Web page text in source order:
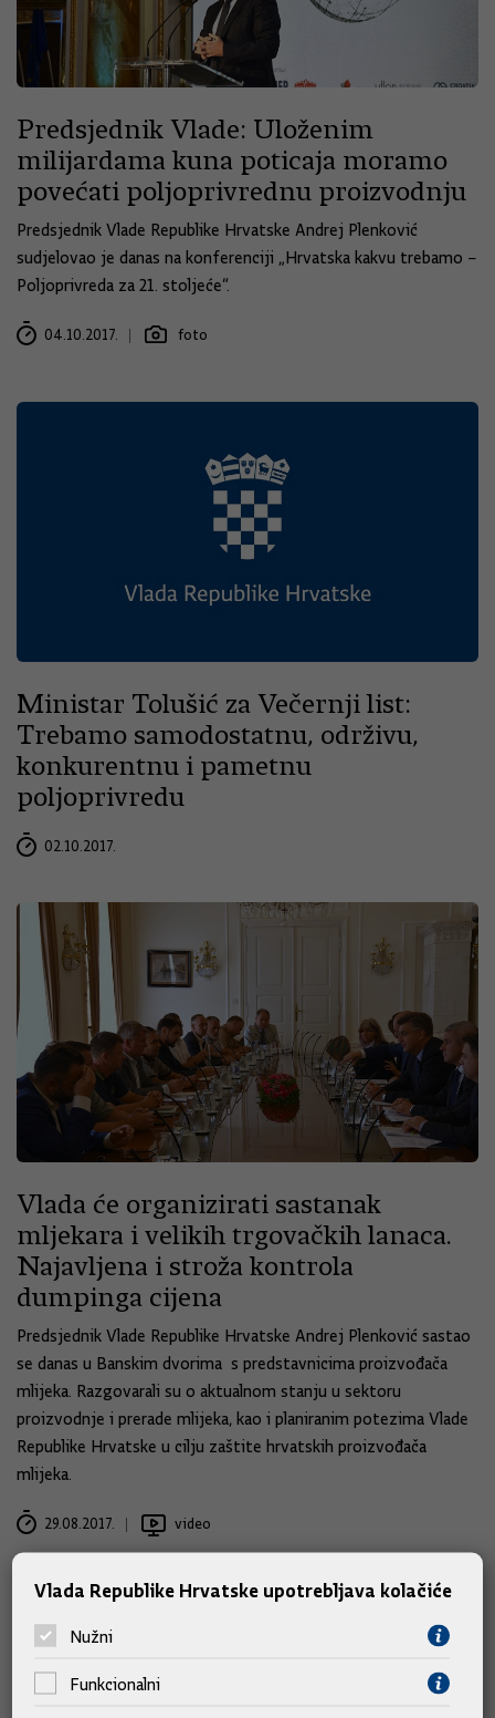
Predsjednik Vlade: Uloženim
milijardama kuna poticaja moramo
povećati poljoprivrednu proizvodnju
Predsjednik Vlade Republike Hrvatske Andrej Plenković
sudjelovao je danas na konferenciji „Hrvatska kakvu trebamo –
Poljoprivreda za 21. stoljeće“.
04.10.2017. foto
Ministar Tolušić za Večernji list:
Trebamo samodostatnu, održivu,
konkurentnu i pametnu
poljoprivredu
02.10.2017.
Vlada će organizirati sastanak
mljekara i velikih trgovačkih lanaca.
Najavljena i stroža kontrola
dumpinga cijena
Predsjednik Vlade Republike Hrvatske Andrej Plenković sastao
se danas u Banskim dvorima s predstavnicima proizvođača
mlijeka. Razgovarali su o aktualnom stanju u sektoru
proizvodnje i prerade mlijeka, kao i planiranim potezima Vlade
Republike Hrvatske u cilju zaštite hrvatskih proizvođača
mlijeka.
29.08.2017. video
Vlada Republike Hrvatske upotrebljava kolačiće
Nužni
Funkcionalni